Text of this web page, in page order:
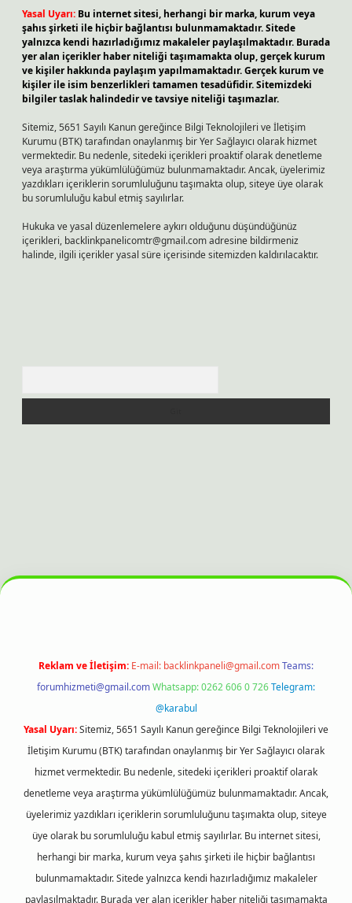
Yasal Uyarı: Bu internet sitesi, herhangi bir marka, kurum veya
şahıs şirketi ile hiçbir bağlantısı bulunmamaktadır. Sitede
yalnızca kendi hazırladığımız makaleler paylaşılmaktadır. Burada
yer alan içerikler haber niteliği taşımamakta olup, gerçek kurum
ve kişiler hakkında paylaşım yapılmamaktadır. Gerçek kurum ve
kişiler ile isim benzerlikleri tamamen tesadüfidir. Sitemizdeki
bilgiler taslak halindedir ve tavsiye niteliği taşımazlar.
Sitemiz, 5651 Sayılı Kanun gereğince Bilgi Teknolojileri ve İletişim
Kurumu (BTK) tarafından onaylanmış bir Yer Sağlayıcı olarak hizmet
vermektedir. Bu nedenle, sitedeki içerikleri proaktif olarak denetleme
veya araştırma yükümlülüğümüz bulunmamaktadır. Ancak, üyelerimiz
yazdıkları içeriklerin sorumluluğunu taşımakta olup, siteye üye olarak
bu sorumluluğu kabul etmiş sayılırlar.
Hukuka ve yasal düzenlemelere aykırı olduğunu düşündüğünüz
içerikleri, backlinkpanelicomtr@gmail.comadresine bildirmeniz
halinde, ilgili içerikler yasal süre içerisinde sitemizden kaldırılacaktır.
sitesi
Reklam ve İletişim: E-mail: backlinkpaneli@gmail.comTeams:
forumhizmeti@gmail.comWhatsapp: 0262 606 0 726Telegram:
@karabul
Yasal Uyarı:Sitemiz, 5651 Sayılı Kanun gereğince Bilgi Teknolojileri ve
İletişim Kurumu (BTK) tarafından onaylanmış bir Yer Sağlayıcı olarak
hizmet vermektedir. Bu nedenle, sitedeki içerikleri proaktif olarak
denetleme veya araştırma yükümlülüğümüz bulunmamaktadır. Ancak,
üyelerimiz yazdıkları içeriklerin sorumluluğunu taşımakta olup, siteye
üye olarak bu sorumluluğu kabul etmiş sayılırlar. Bu internet sitesi,
herhangi bir marka, kurum veya şahıs şirketi ile hiçbir bağlantısı
bulunmamaktadır. Sitede yalnızca kendi hazırladığımız makaleler
paylaşılmaktadır. Burada yer alan içerikler haber niteliği taşımamakta